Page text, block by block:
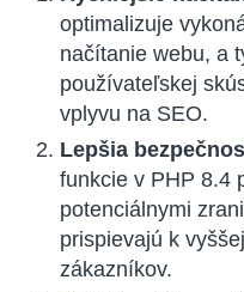
optimalizuje
načítanie webu, a
používateľskej
vplyvu na SEO.
Lepšia
funkcie v PHP 8.4
potenciálnymi
prispievajú k
zákazníkov.